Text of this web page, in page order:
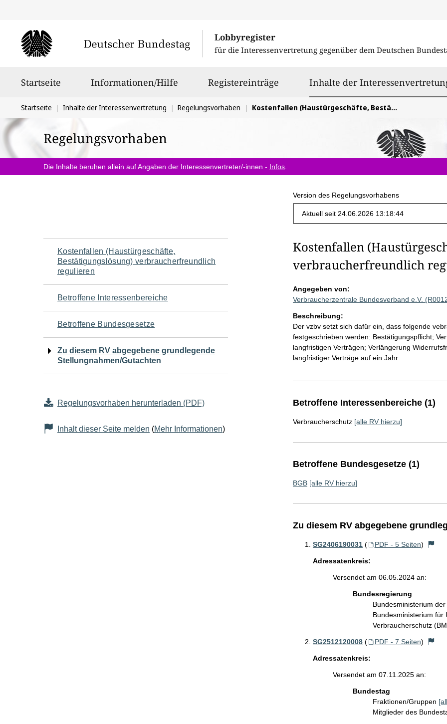
Lobbyregister
für die Interessenvertretung gegenüber dem Deutschen
Startseite Informationen/Hilfe Registereinträge Inhalte der
Sie
befinden
sich
hier:
Startseite Inhalte der Interessenvertretung Regelungsvorhaben Kostenfallen (Haustürgeschäfte, Bestätigungslösung) verbraucherfreundlich regulieren
Regelungsvorhaben
Die Inhalte beruhen allein auf Angaben der Interessenvertreter/-innen - Infos
Version des Regelungsvorhabens
Navigation
für
den
Seiteninhalt
Kostenfallen (Haustürgeschäfte,
Bestätigungslösung) verbraucherfreundlich
regulieren
Betroffene Interessenbereiche
Betroffene Bundesgesetze
Zu diesem RV abgegebene grundlegende
Stellungnahmen/Gutachten
Regelungsvorhaben herunterladen (PDF)
Inhalt dieser Seite melden (Mehr Informationen)
Kostenfallen
verbraucherfreundlich
Angegeben von:
Verbraucherzentrale Bundesverband e.V.
Beschreibung:
Der vzbv setzt sich dafür ein, dass folgende
festgeschrieben werden: Bestätigungspflicht;
langfristigen Verträgen; Verlängerung
langfristiger Verträge auf ein Jahr
Betroffene Interessenbereiche (1)
Verbraucherschutz [alle RV hierzu]
Betroffene Bundesgesetze (1)
BGB [alle RV hierzu]
Zu diesem RV abgegebene
SG2406190031 ( PDF - 5 Seiten)
Adressatenkreis:
Versendet am 06.05.2024 an:
Bundesregierung
Bundesministerium
Bundesministerium für
Verbraucherschutz
SG2512120008 ( PDF - 7 Seiten)
Adressatenkreis:
Versendet am 07.11.2025 an:
Bundestag
Fraktionen/Gruppen
Mitglieder des